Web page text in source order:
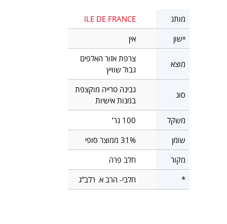
מותג
ILE DE FRANCE
יישון
אין
מוצא
צרפת אזור האלפים
גבול שוויץ
סוג
גבינה טרייה מוקצפת
במנות אישיות
משקל
100 גר’
שומן
31% ממוצר סופי
מקור
חלב פרה
*
חלבי- הרב א. רלב”ג